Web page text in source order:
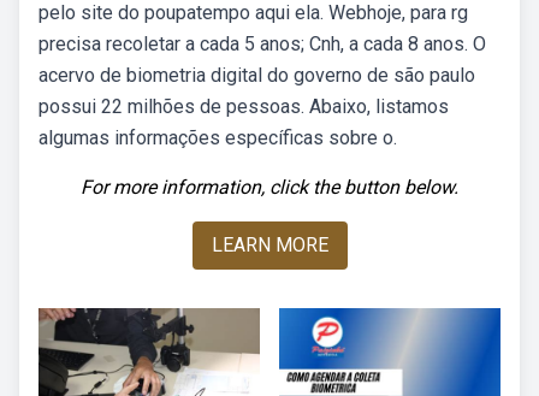
pelo site do poupatempo aqui ela. Webhoje, para rg
precisa recoletar a cada 5 anos; Cnh, a cada 8 anos. O
acervo de biometria digital do governo de são paulo
possui 22 milhões de pessoas. Abaixo, listamos
algumas informações específicas sobre o.
For more information, click the button below.
LEARN MORE